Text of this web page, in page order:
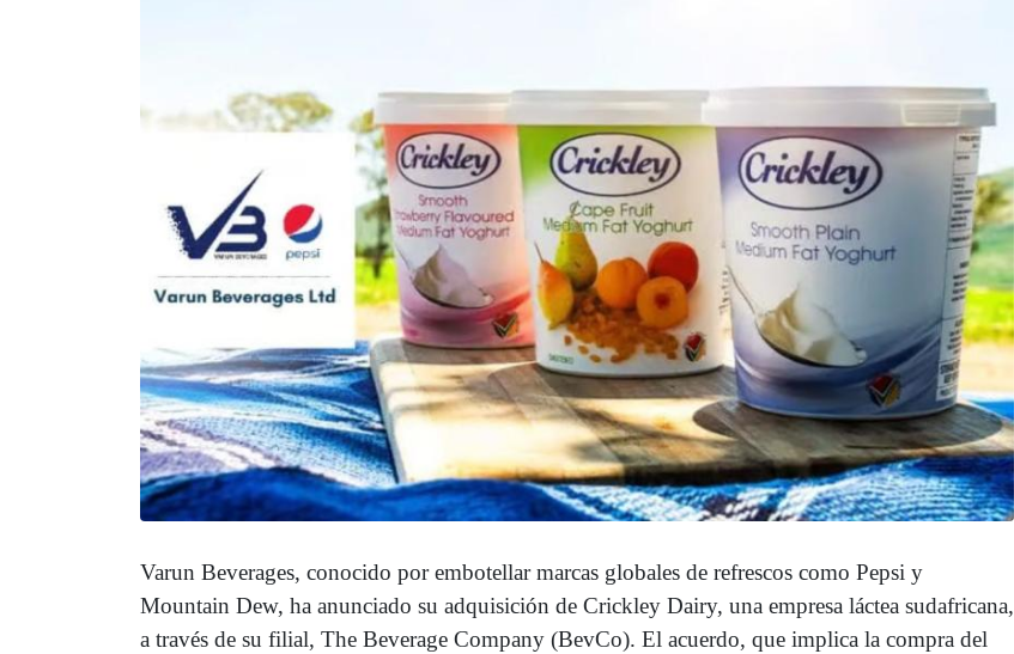
Varun Beverages, conocido por embotellar marcas globales de refrescos como Pepsi y
Mountain Dew, ha anunciado su adquisición de Crickley Dairy, una empresa láctea sudafricana,
a través de su filial, The Beverage Company (BevCo). El acuerdo, que implica la compra del